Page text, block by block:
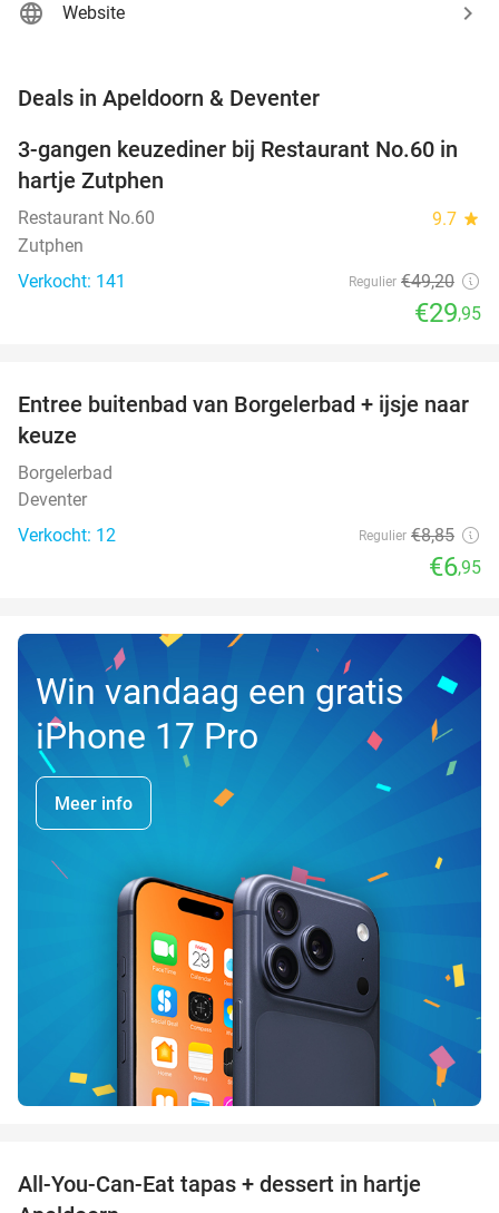
Website
Deals in Apeldoorn & Deventer
39%
3-gangen keuzediner bij Restaurant No.60 in
hartje Zutphen
Restaurant No.60 9.7 star
Zutphen
Verkocht: 141
Regulier €49,20
€29,95
21%
TODAY
Entree buitenbad van Borgelerbad + ijsje naar
keuze
Borgelerbad
Deventer
Verkocht: 12
Regulier €8,85
€6,95
Win vandaag een gratis
iPhone 17 Pro
Meer info
All-You-Can-Eat tapas + dessert in hartje